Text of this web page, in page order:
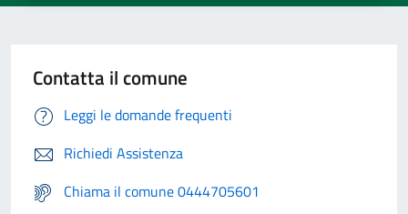
Contatta il comune
Leggi le domande frequenti
Richiedi Assistenza
Chiama il comune 0444705601